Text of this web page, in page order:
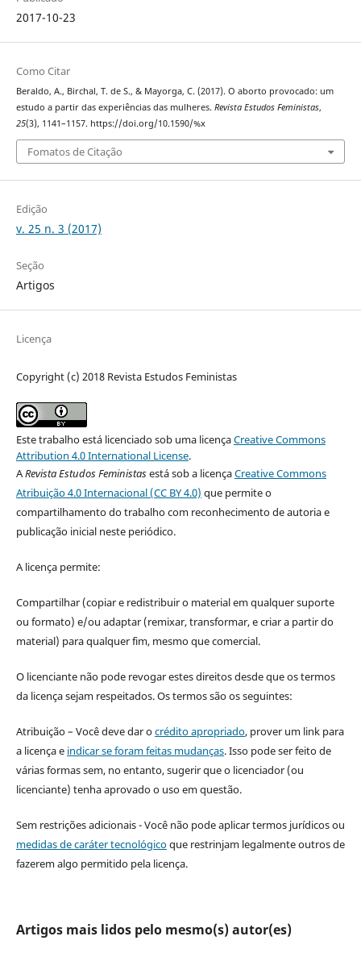
2017-10-23
Como Citar
Beraldo, A., Birchal, T. de S., & Mayorga, C. (2017). O aborto provocado: um
estudo a partir das experiências das mulheres. Revista Estudos Feministas,
25(3), 1141–1157. https://doi.org/10.1590/%x
Fomatos de Citação
Edição
v. 25 n. 3 (2017)
Seção
Artigos
Licença
Copyright (c) 2018 Revista Estudos Feministas
Este trabalho está licenciado sob uma licençaCreative Commons
Attribution 4.0 International License.
ARevista Estudos Feministasestá sob a licençaCreative Commons
Atribuição 4.0 Internacional (CC BY 4.0) que permite o
compartilhamento do trabalho com reconhecimento de autoria e
publicação inicial neste periódico.
A licença permite:
Compartilhar (copiar e redistribuir o material em qualquer suporte
ou formato) e/ou adaptar (remixar, transformar, e criar a partir do
material) para qualquer fim, mesmo que comercial.
O licenciante não pode revogar estes direitos desde que os termos
da licença sejam respeitados. Os termos são os seguintes:
Atribuição – Você deve dar ocrédito apropriado, prover um link para
a licença e indicar se foram feitas mudanças. Isso pode ser feito de
várias formas sem, no entanto, sugerir que o licenciador (ou
licenciante) tenha aprovado o uso em questão.
Sem restrições adicionais - Você não pode aplicar termos jurídicos ou
medidas de caráter tecnológicoque restrinjam legalmente outros de
fazerem algo permitido pela licença.
Artigos mais lidos pelo mesmo(s) autor(es)